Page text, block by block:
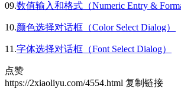
09.数值输入和格式（Numeric Entry &
10.颜色选择对话框（Color Select Dialog）
11.字体选择对话框（Font Select Dialog）
点赞
https://2xiaoliyu.com/4554.html 复制链接